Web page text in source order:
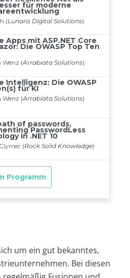
um ein gut bekanntes,
Bei diesen